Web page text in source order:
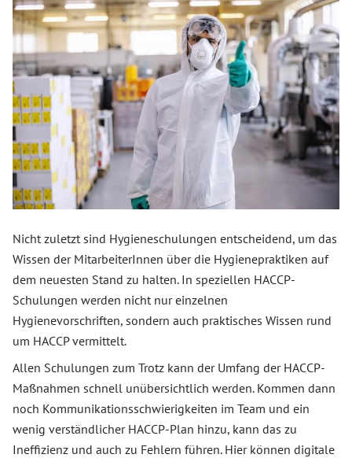
Nicht zuletzt sind Hygieneschulungen entscheidend, um das
Wissen der MitarbeiterInnen über die Hygienepraktiken auf
dem neuesten Stand zu halten. In speziellen HACCP-
Schulungen werden nicht nur einzelnen
Hygienevorschriften, sondern auch praktisches Wissen rund
um HACCP vermittelt.
Allen Schulungen zum Trotz kann der Umfang der HACCP-
Maßnahmen schnell unübersichtlich werden. Kommen dann
noch Kommunikationsschwierigkeiten im Team und ein
wenig verständlicher HACCP-Plan hinzu, kann das zu
Ineffizienz und auch zu Fehlern führen. Hier können digitale